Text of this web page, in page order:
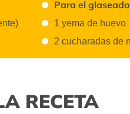
Para el
1 yema de huevo
2 cucharadas de
RECETA